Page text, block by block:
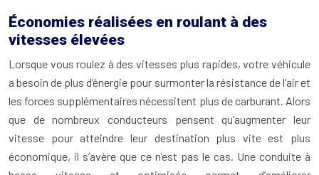
Économies réalisées en roulant à des
vitesses élevées
Lorsque vous roulez à des vitesses plus rapides, votre véhicule
a besoin de plus d’énergie pour surmonter la résistance de l’air et
les forces supplémentaires nécessitent plus de carburant. Alors
que de nombreux conducteurs pensent qu’augmenter leur
vitesse pour atteindre leur destination plus vite est plus
économique, il s’avère que ce n’est pas le cas. Une conduite à